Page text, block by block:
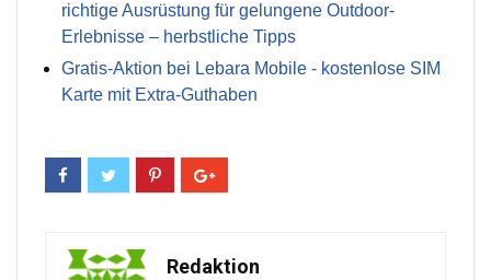
richtige Ausrüstung für gelungene Outdoor-
Erlebnisse – herbstliche Tipps
Gratis-Aktion bei Lebara Mobile - kostenlose SIM
Karte mit Extra-Guthaben
Redaktion